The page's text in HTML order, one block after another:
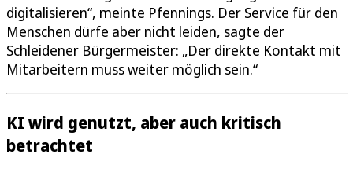
digitalisieren“, meinte Pfennings. Der Service für den
Menschen dürfe aber nicht leiden, sagte der
Schleidener Bürgermeister: „Der direkte Kontakt mit
Mitarbeitern muss weiter möglich sein.“
KI wird genutzt, aber auch kritisch
betrachtet